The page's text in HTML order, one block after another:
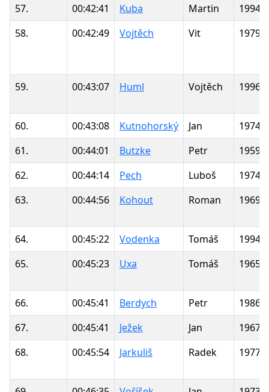
57.
00:42:41 Kuba Martin
1994
58.
00:42:49 Vojtěch Vit 1979
59. 00:43:07 Huml Vojtěch 1996
60. 00:43:08 Kutnohorský Jan
1974
61.
00:44:01 Butzke Petr
1959
62.
00:44:14 Pech Luboš
1974
63.
00:44:56 Kohout Roman 1969
64. 00:45:22 Vodenka Tomáš
1994
65.
00:45:23 Uxa Tomáš 1965
66. 00:45:41 Berdych Petr
1986
67.
00:45:41 Ježek Jan
1967
68.
00:45:54 Jarkuliš Radek 1977